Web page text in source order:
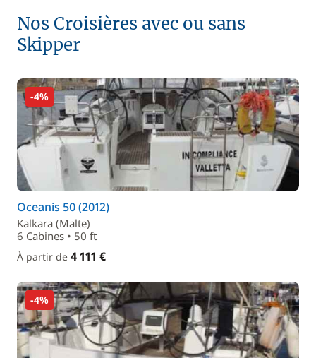
Nos Croisières avec ou sans
Skipper
-4%
Oceanis 50 (2012)
Kalkara (Malte)
6 Cabines • 50 ft
À partir de 4 111 €
-4%